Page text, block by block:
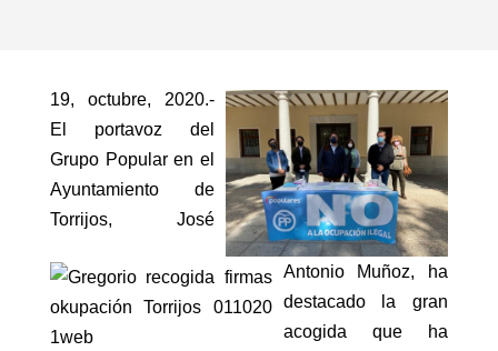
19, octubre, 2020.-
El portavoz del
Grupo Popular en el
Ayuntamiento de
Torrijos, José
Antonio Muñoz, ha
destacado la gran
acogida que ha